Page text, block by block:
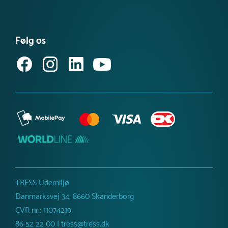
Få vores nyhedsbrev
Købsvilkår (erhverv)
Følg os
TRESS Udemiljø
Danmarksvej 34, 8660 Skanderborg
CVR nr.: 11074219
86 52 22 00 | tress@tress.dk